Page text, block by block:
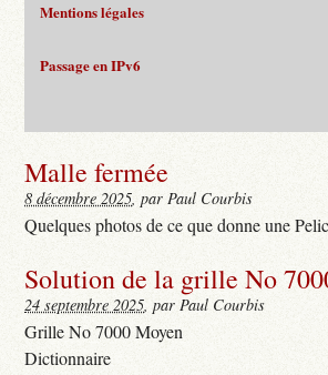
Mentions légales
Passage en IPv6
Malle fermée
8 décembre 2025, par Paul Courbis
Quelques photos de ce que donne une
Solution de la grille No
24 septembre 2025, par Paul Courbis
Grille No 7000 Moyen
Dictionnaire